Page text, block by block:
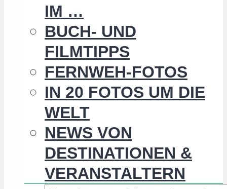
IM …
BUCH- UND
FILMTIPPS
FERNWEH-FOTOS
IN 20 FOTOS UM DIE
WELT
NEWS VON
DESTINATIONEN &
VERANSTALTERN